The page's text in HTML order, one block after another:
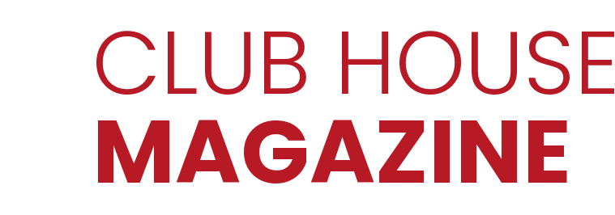
CLUB HOUSE
MAGAZINE